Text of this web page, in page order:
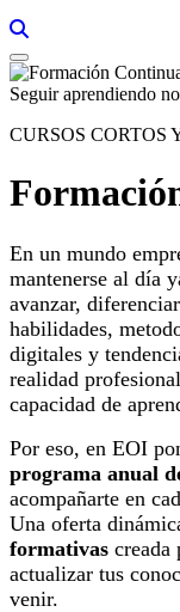
Seguir aprendiendo
CURSOS CORTOS
En un mundo
mantenerse al día
avanzar,
habilidades,
digitales y
realidad
capacidad de
Por eso, en EOI
programa anual
acompañarte en
Una oferta
formativas creada
actualizar tus
venir.